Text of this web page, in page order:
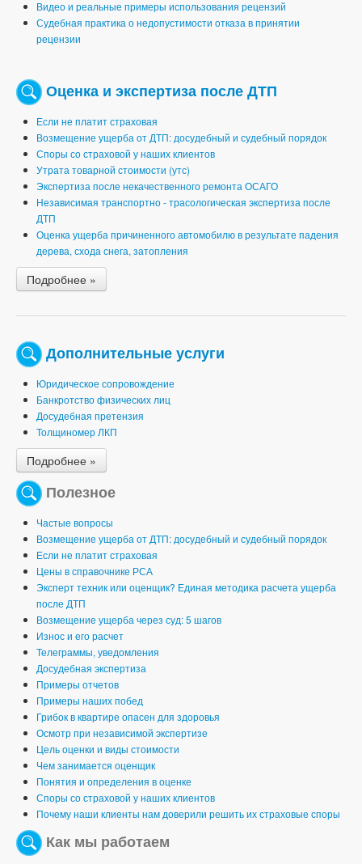
Видео и реальные примеры использования рецензий
Судебная практика о недопустимости отказа в принятии
рецензии
Оценка и экспертиза после ДТП
Если не платит страховая
Возмещение ущерба от ДТП: досудебный и судебный порядок
Споры со страховой у наших клиентов
Утрата товарной стоимости (утс)
Экспертиза после некачественного ремонта ОСАГО
Независимая транспортно - трасологическая экспертиза после
ДТП
Оценка ущерба причиненного автомобилю в результате падения
дерева, схода снега, затопления
Подробнее »
Дополнительные услуги
Юридическое сопровождение
Банкротство физических лиц
Досудебная претензия
Толщиномер ЛКП
Подробнее »
Полезное
Частые вопросы
Возмещение ущерба от ДТП: досудебный и судебный порядок
Если не платит страховая
Цены в справочнике РСА
Эксперт техник или оценщик? Единая методика расчета ущерба
после ДТП
Возмещение ущерба через суд: 5 шагов
Износ и его расчет
Телеграммы, уведомления
Досудебная экспертиза
Примеры отчетов
Примеры наших побед
Грибок в квартире опасен для здоровья
Осмотр при независимой экспертизе
Цель оценки и виды стоимости
Чем занимается оценщик
Понятия и определения в оценке
Споры со страховой у наших клиентов
Почему наши клиенты нам доверили решить их страховые споры
Как мы работаем